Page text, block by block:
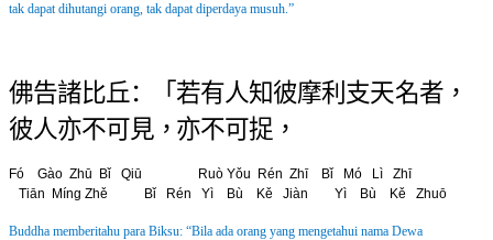
tak dapat dihutangi orang, tak dapat diperdaya musuh.”
佛 告 諸 比 丘 ：「 若 有 人 知 彼 摩 利 支 天名 者 ，
彼 人 亦 不 可 見 ，亦 不 可 捉 ，
Fó Gào Zhū Bǐ Qiū Ruò Yǒu Rén Zhī Bǐ Mó Lì Zhī
Tiān
Míng Zhě Bǐ Rén Yì Bù Kě Jiàn Yì Bù Kě Zhuō
Buddha memberitahu para Biksu: “Bila ada orang yang mengetahui nama Dewa